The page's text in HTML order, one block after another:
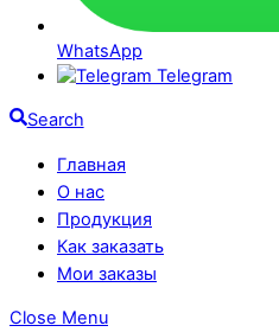
WhatsApp
Telegram
Search
Главная
О нас
Продукция
Как заказать
Мои заказы
Close Menu